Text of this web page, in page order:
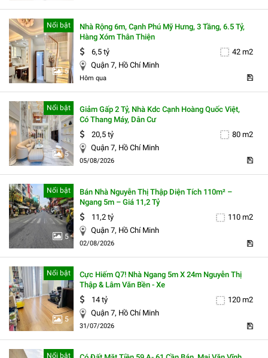
5
Nổi bật
Nhà Rộng 6m, Cạnh Phú Mỹ Hưng, 3 Tầng, 6.5 Tỷ,
Hàng Xóm Thân Thiện
6,5 tỷ
42 m2
Quận 7, Hồ Chí Minh
Hôm qua
5
Nổi bật
Giảm Gấp 2 Tỷ, Nhà Kdc Cạnh Hoàng Quốc Việt,
Có Thang Máy, Dân Cư
20,5 tỷ
80 m2
Quận 7, Hồ Chí Minh
05/08/2026
5
Nổi bật
Bán Nhà Nguyễn Thị Thập Diện Tích 110m² –
Ngang 5m – Giá 11,2 Tỷ
11,2 tỷ
110 m2
Quận 7, Hồ Chí Minh
02/08/2026
5
Nổi bật
Cực Hiếm Q7! Nhà Ngang 5m X 24m Nguyễn Thị
Thập & Lâm Văn Bền - Xe
14 tỷ
120 m2
Quận 7, Hồ Chí Minh
31/07/2026
Nổi bật